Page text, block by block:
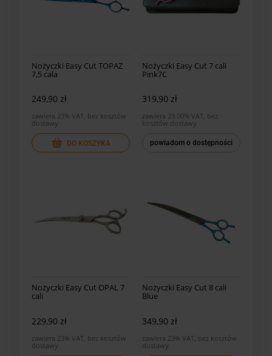
Nożyczki Easy Cut TOPAZ
7,5 cala
249,90 zł
zawiera 23% VAT, bez kosztów
dostawy
DO KOSZYKA
Nożyczki Easy Cut 7 cali
Pink7C
319,90 zł
zawiera 23.00% VAT, bez
kosztów dostawy
powiadom o dostępności
Nożyczki Easy Cut OPAL 7
cali
229,90 zł
zawiera 23% VAT, bez kosztów
dostawy
Nożyczki Easy Cut 8 cali
Blue
349,90 zł
zawiera 23% VAT, bez kosztów
dostawy